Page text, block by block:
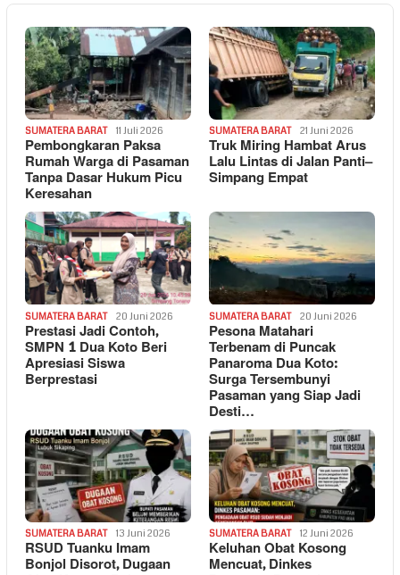
SUMATERA BARAT 11 Juli 2026
Pembongkaran Paksa
Rumah Warga di Pasaman
Tanpa Dasar Hukum Picu
Keresahan
SUMATERA BARAT 21 Juni 2026
Truk Miring Hambat Arus
Lalu Lintas di Jalan Panti–
Simpang Empat
SUMATERA BARAT 20 Juni 2026
Prestasi Jadi Contoh,
SMPN 1 Dua Koto Beri
Apresiasi Siswa
Berprestasi
SUMATERA BARAT 20 Juni 2026
Pesona Matahari
Terbenam di Puncak
Panaroma Dua Koto:
Surga Tersembunyi
Pasaman yang Siap Jadi
Desti…
SUMATERA BARAT 13 Juni 2026
RSUD Tuanku Imam
Bonjol Disorot, Dugaan
SUMATERA BARAT 12 Juni 2026
Keluhan Obat Kosong
Mencuat, Dinkes